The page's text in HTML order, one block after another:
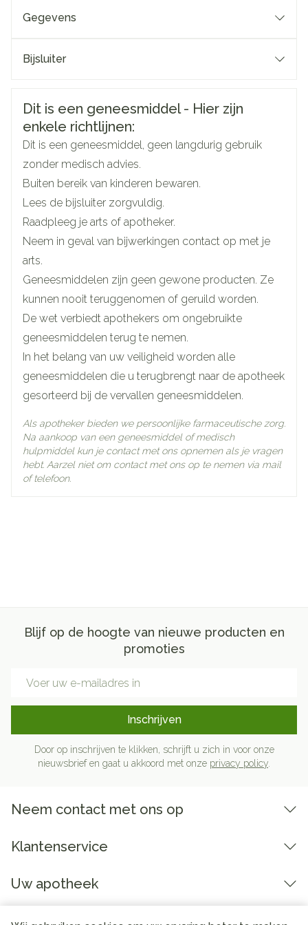
5 ml (5 mg rupatadine) drank eenmaal per dag, met
2,5 ml (2,5 mg rupatadine) drank eenmaal per dag,
Met of zonder voedsel
De fles openen door op de dop te drukken en de
dop tegen de wijzers van de klok in te draaien
De doseerspuit vullen met de voorgeschreven dosis
Was de doseerspuit voor orale toediening na gebruik
Gegevens
Merken Bioprojet Pharma
78 mm
Diepte 126 mm
Hoeveelheid
Verpakking
1
Actieve
Ingrediënten
rupatadine fumaraat
Behoud Kamertemperatuur (15°C - 25°C)
Bijsluiter
Veiligheidsinformatie
Dit is een geneesmiddel - Hier zijn
enkele richtlijnen:
Dit is een geneesmiddel, geen langdurig gebruik
zonder medisch advies.
Buiten bereik van kinderen bewaren.
Lees de bijsluiter zorgvuldig.
Raadpleeg je arts of apotheker.
Neem in geval van bijwerkingen contact op met je
arts.
Geneesmiddelen zijn geen gewone producten. Ze
kunnen nooit teruggenomen of geruild worden.
De wet verbiedt apothekers om ongebruikte
geneesmiddelen terug te nemen.
In het belang van uw veiligheid worden alle
geneesmiddelen die u terugbrengt naar de apotheek
gesorteerd bij de vervallen geneesmiddelen.
Als apotheker bieden we persoonlijke farmaceutische zorg.
Na aankoop van een geneesmiddel of medisch
hulpmiddel kun je contact met ons opnemen als je vragen
hebt. Aarzel niet om contact met ons op te nemen via mail
of telefoon.
Blijf op de hoogte van nieuwe producten en
promoties
Inschrijven
Door op inschrijven te klikken, schrijft u zich in voor onze
nieuwsbrief en gaat u akkoord met onze privacy policy
Neem contact met ons op
Klantenservice
Uw apotheek